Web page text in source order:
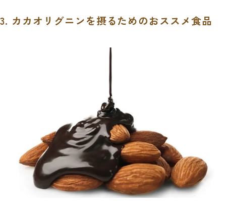
3. カカオリグニンを摂るためのおススメ食品